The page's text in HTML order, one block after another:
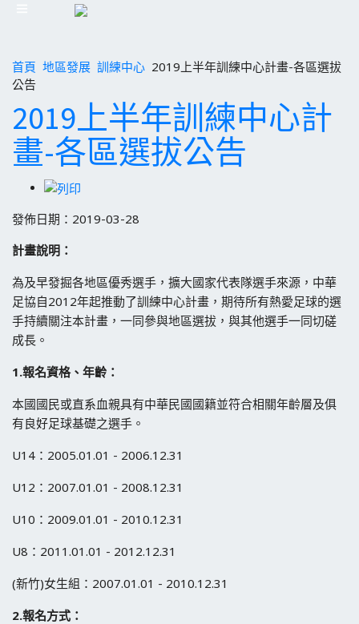
首頁 地區發展 訓練中心 2019上半年訓練中心計畫-各區選拔
公告
2019上半年訓練中心計
畫-各區選拔公告
發佈日期：2019-03-28
計畫說明：
為及早發掘各地區優秀選手，擴大國家代表隊選手來源，中華
足協自2012年起推動了訓練中心計畫，期待所有熱愛足球的選
手持續關注本計畫，一同參與地區選拔，與其他選手一同切磋
成長。
1.報名資格、年齡：
本國國民或直系血親具有中華民國國籍並符合相關年齡層及俱
有良好足球基礎之選手。
U14：2005.01.01 - 2006.12.31
U12：2007.01.01 - 2008.12.31
U10：2009.01.01 - 2010.12.31
U8：2011.01.01 - 2012.12.31
(新竹)女生組：2007.01.01 - 2010.12.31
2.報名方式：